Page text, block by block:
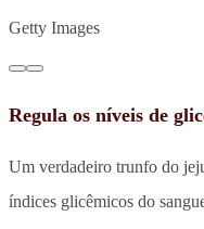
Getty Images
Regula os níveis de
Um verdadeiro trunfo do
índices glicêmicos do